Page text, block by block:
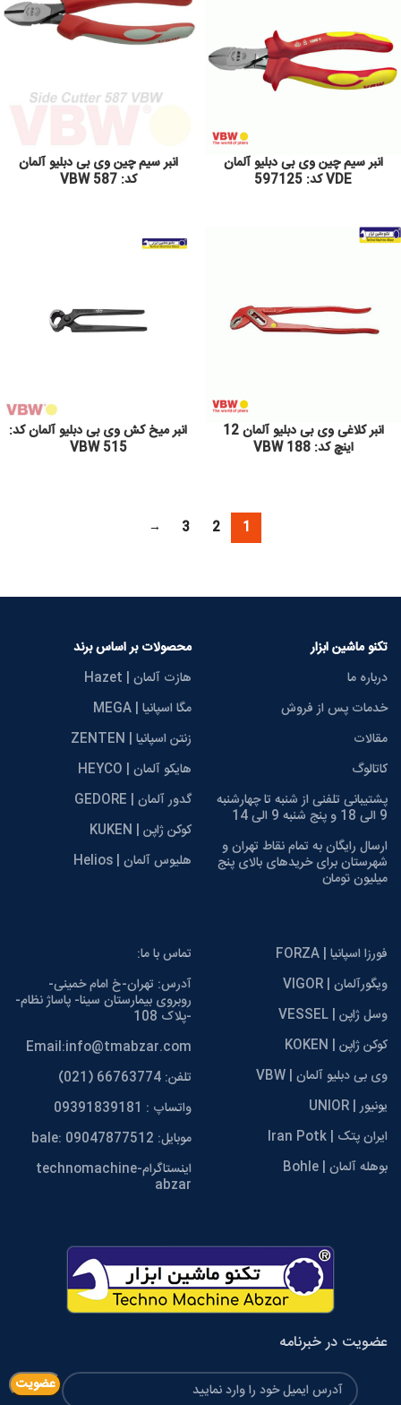
انبر سیم چین وی بی دبلیو آلمان
VDE کد: 597125
انبر سیم چین وی بی دبلیو آلمان
کد: 587 VBW
انبر کلاغی وی بی دبلیو آلمان 12
اینچ کد: 188 VBW
انبر میخ کش وی بی دبلیو آلمان کد:
VBW 515
1
2
3
→
تکنو ماشین ابزار
درباره ما
خدمات پس از فروش
مقالات
کاتالوگ
پشتیبانی تلفنی از شنبه تا چهارشنبه
9 الی 18 و پنج شنبه 9 الی 14
ارسال رایگان به تمام نقاط تهران و
شهرستان برای خریدهای بالای پنج
میلیون تومان
محصولات بر اساس برند
هازت آلمان | Hazet
مگا اسپانیا | MEGA
زنتن اسپانیا | ZENTEN
هایکو آلمان | HEYCO
گدور آلمان | GEDORE
کوکن ژاپن | KUKEN
هلیوس آلمان | Helios
فورزا اسپانیا | FORZA
ویگورآلمان | VIGOR
وسل ژاپن | VESSEL
کوکن ژاپن | KOKEN
وی بی دبلیو آلمان | VBW
یونیور | UNIOR
ایران پتک | Iran Potk
بوهله آلمان | Bohle
تماس با ما:
آدرس: تهران-خ امام خمینی-
روبروی بیمارستان سینا- پاساژ نظام-
-پلاک 108
Email:info@tmabzar.com
تلفن: 66763774 (021)
واتساپ : 09391839181
موبایل: 09047877512 :bale
اینستاگرامtechnomachine-
abzar
عضویت در خبرنامه